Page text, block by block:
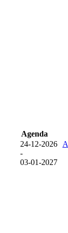
Agenda
24-12-2026
-
03-01-2027